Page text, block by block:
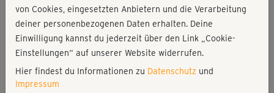
61 Min
361 kcal
Nina Bacher
Kurzhanteln
von Cookies, eingesetzten Anbietern und die Verarbeitung
deiner personenbezogenen Daten erhalten. Deine
Einwilligung kannst du jederzeit über den Link „Cookie-
Einstellungen“ auf unserer Website widerrufen.
Hier findest du Informationen zu Datenschutz und
Impressum